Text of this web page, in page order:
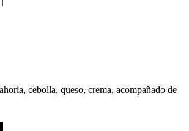
cebolla, queso, crema, acompañado de